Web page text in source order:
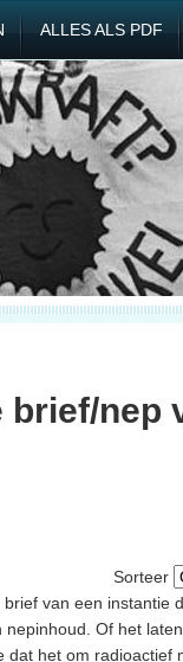
ALLES ALS PDF
brief/nep
Sorteer
van een instantie
Of het
dat het om radioactief